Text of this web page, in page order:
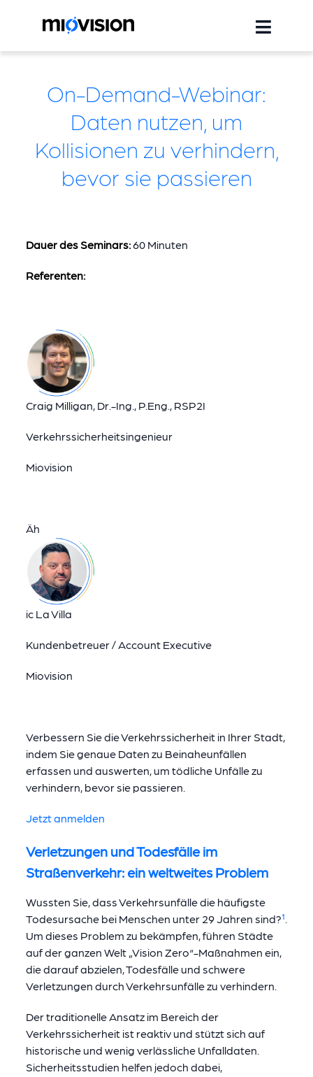
On-Demand-Webinar:
Daten nutzen, um
Kollisionen zu verhindern,
bevor sie passieren
Dauer des Seminars:60 Minuten
Referenten:
Craig Milligan, Dr.-Ing., P.Eng., RSP2I
Verkehrssicherheitsingenieur
Miovision
Äh
ic La Villa
Kundenbetreuer / Account Executive
Miovision
Verbessern Sie die Verkehrssicherheit in Ihrer Stadt,
indem Sie genaue Daten zu Beinaheunfällen
erfassen und auswerten, um tödliche Unfälle zu
verhindern, bevor sie passieren.
Jetzt anmelden
Verletzungen und Todesfälle im
Straßenverkehr: ein weltweites Problem
Wussten Sie, dass Verkehrsunfälle die häufigste
Todesursache bei Menschen unter 29 Jahren sind?¹.
Um dieses Problem zu bekämpfen, führen Städte
auf der ganzen Welt „Vision Zero“-Maßnahmen ein,
die darauf abzielen, Todesfälle und schwere
Verletzungen durch Verkehrsunfälle zu verhindern.
Der traditionelle Ansatz im Bereich der
Verkehrssicherheit ist reaktiv und stützt sich auf
historische und wenig verlässliche Unfalldaten.
Sicherheitsstudien helfen jedoch dabei,